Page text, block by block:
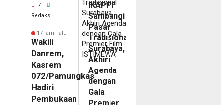
7
Redaksi
17 jam lalu
Wakili
Danrem,
Kasrem
072/Pamungkas
Hadiri
Pembukaan
IKAPPI
Sambangi
Pasar
Tradisional
Surabaya,
Akhiri
Agenda
dengan
Gala
Premier